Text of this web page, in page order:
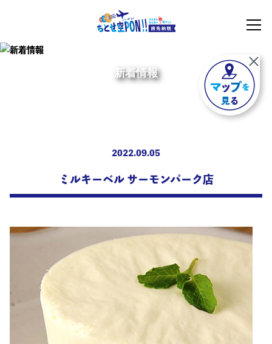
新着情報
ミルキーベル サーモンパーク店
2022.09.05